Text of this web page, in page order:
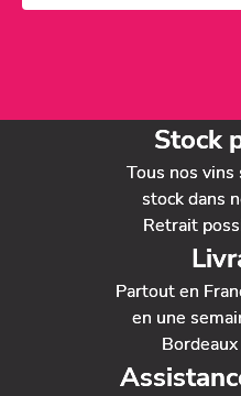
Stock
Tous nos
stock dans
Retrait
Partout en
en une